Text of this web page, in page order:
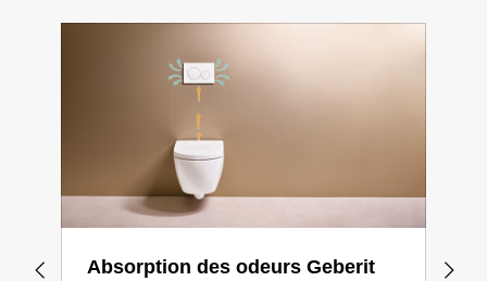
Absorption des odeurs Geberit